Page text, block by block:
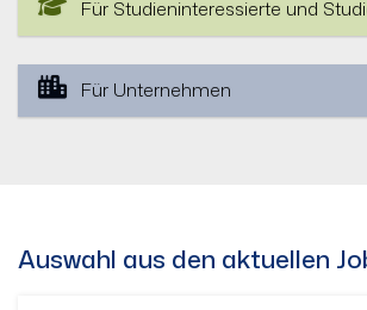
Für Studieninteressierte und
Für Unternehmen
Auswahl aus den aktuellen